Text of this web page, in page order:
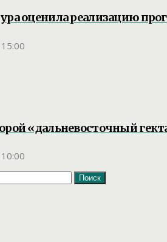
оценила реализацию
«дальневосточный